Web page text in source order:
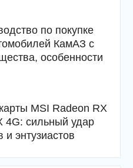
по покупке
КамАЗ с
особенности
MSI Radeon RX
4G: сильный удар
энтузиастов